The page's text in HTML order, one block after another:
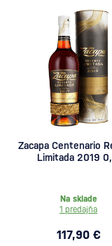
Zacapa Centenario
Limitada 2019
Na sklade
1 predajňa
117,90 €